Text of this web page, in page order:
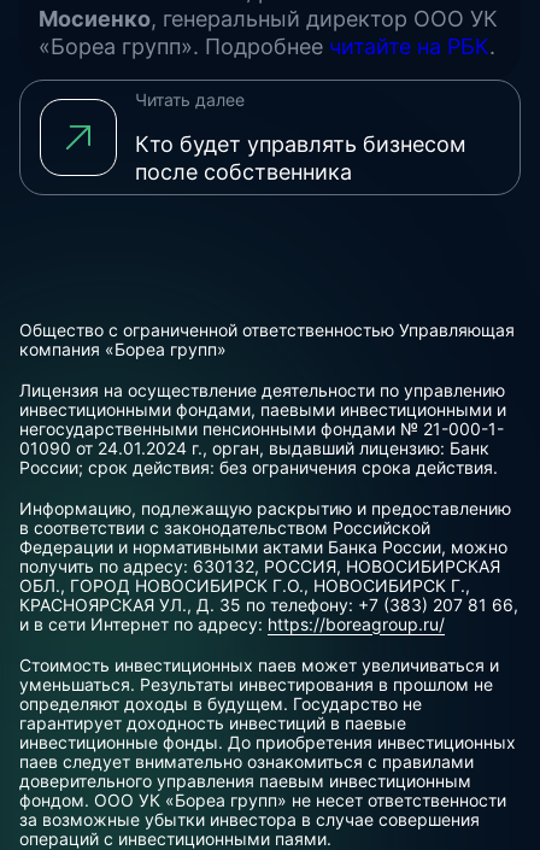
Мосиенко, генеральный директор ООО УК
«Бореа групп». Подробнее читайте на РБК.
Читать далее
Кто будет управлять бизнесом
после собственника
Общество с ограниченной ответственностью Управляющая
компания «Бореа групп»
Лицензия на осуществление деятельности по управлению
инвестиционными фондами, паевыми инвестиционными и
негосударственными пенсионными фондами № 21-000-1-
01090 от 24.01.2024 г., орган, выдавший лицензию: Банк
России; срок действия: без ограничения срока действия.
Информацию, подлежащую раскрытию и предоставлению
в соответствии с законодательством Российской
Федерации и нормативными актами Банка России, можно
получить по адресу: 630132, РОССИЯ, НОВОСИБИРСКАЯ
ОБЛ., ГОРОД НОВОСИБИРСК Г.О., НОВОСИБИРСК Г.,
КРАСНОЯРСКАЯ УЛ., Д. 35 по телефону: +7 (383) 207 81 66,
и в сети Интернет по адресу: https://boreagroup.ru/
Стоимость инвестиционных паев может увеличиваться и
уменьшаться. Результаты инвестирования в прошлом не
определяют доходы в будущем. Государство не
гарантирует доходность инвестиций в паевые
инвестиционные фонды. До приобретения инвестиционных
паев следует внимательно ознакомиться с правилами
доверительного управления паевым инвестиционным
фондом. ООО УК «Бореа групп» не несет ответственности
за возможные убытки инвестора в случае совершения
операций с инвестиционными паями.